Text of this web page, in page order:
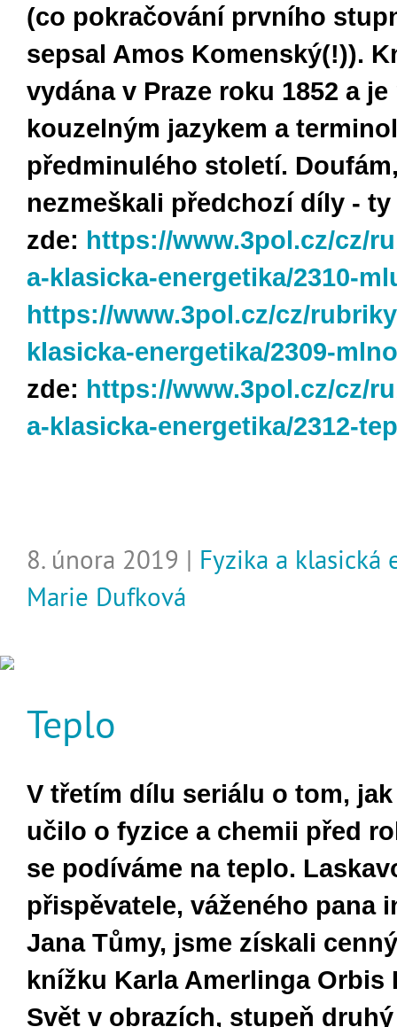
(co pokračování prvního
sepsal Amos Komenský(!)).
vydána v Praze roku 1852 a je
kouzelným jazykem a
předminulého století.
nezmeškali předchozí díly -
zde: https://www.3pol.cz/cz/
a-klasicka-energetika/2310-
https://www.3pol.cz/cz/
klasicka-energetika/2309-mlno
zde: https://www.3pol.cz/cz/
a-klasicka-energetika/2312-
8. února 2019 | Fyzika a
Marie Dufková
Teplo
V třetím dílu seriálu o tom,
učilo o fyzice a chemii před
se podíváme na teplo.
přispěvatele, váženého pana
Jana Tůmy, jsme získali
knížku Karla Amerlinga Orbis
Svět v obrazích, stupeň